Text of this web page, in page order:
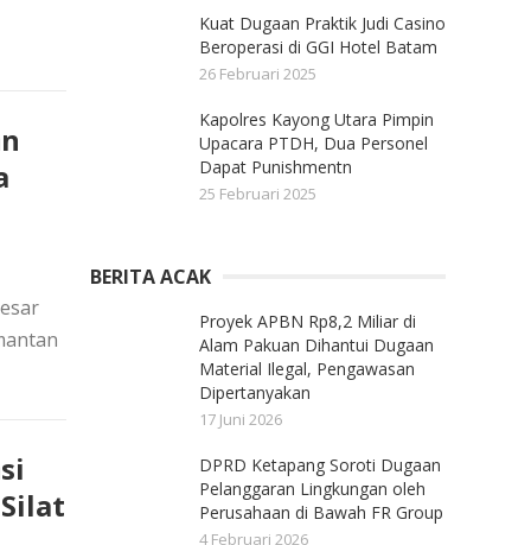
Kuat Dugaan Praktik Judi Casino
Beroperasi di GGI Hotel Batam
26 Februari 2025
Kapolres Kayong Utara Pimpin
Upacara PTDH, Dua Personel
Dapat Punishmentn
25 Februari 2025
BERITA ACAK
Proyek APBN Rp8,2 Miliar di
Alam Pakuan Dihantui Dugaan
Material Ilegal, Pengawasan
Dipertanyakan
17 Juni 2026
DPRD Ketapang Soroti Dugaan
Pelanggaran Lingkungan oleh
Perusahaan di Bawah FR Group
4 Februari 2026